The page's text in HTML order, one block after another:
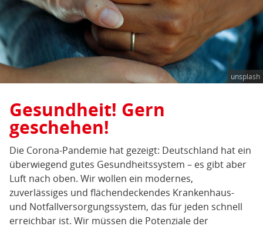
alle
unsplash
Gesundheit! Gern
geschehen!
Die Corona-Pandemie hat gezeigt: Deutschland hat ein
überwiegend gutes Gesundheitssystem – es gibt aber
Luft nach oben. Wir wollen ein modernes,
zuverlässiges und flächendeckendes Krankenhaus-
und Notfallversorgungssystem, das für jeden schnell
erreichbar ist. Wir müssen die Potenziale der